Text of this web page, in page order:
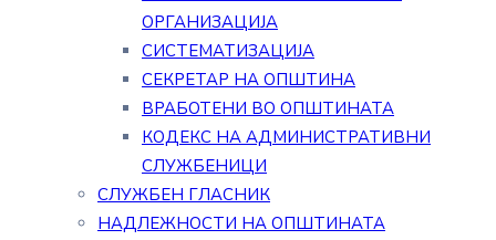
ОРГАНИЗАЦИЈА
СИСТЕМАТИЗАЦИЈА
СЕКРЕТАР НА ОПШТИНА
ВРАБОТЕНИ ВО ОПШТИНАТА
КОДЕКС НА АДМИНИСТРАТИВНИ
СЛУЖБЕНИЦИ
СЛУЖБЕН ГЛАСНИК
НАДЛЕЖНОСТИ НА ОПШТИНАТА